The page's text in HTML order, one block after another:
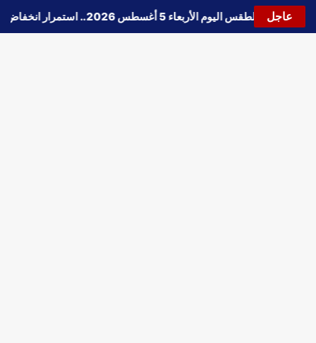
عاجل🔵 حالة الطقس اليوم الأربعاء 5 أغسطس 2026.. استمرار انخفاض الحرارة وتحذيرات من الشبورة واضطراب الملاحة